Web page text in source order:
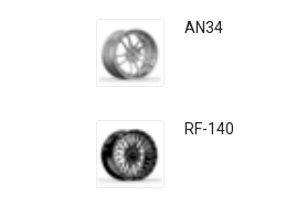
AN34
RF-140